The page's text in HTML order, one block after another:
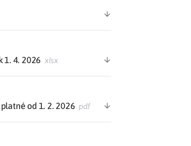
4. 2026 xlsx
od 1. 2. 2026 pdf